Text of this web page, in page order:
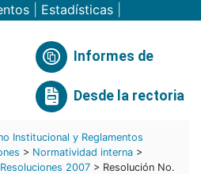
Estadísticas
Informes de
Desde la rectoria
Institucional y Reglamentos
> Normatividad interna >
Resoluciones 2007 > Resolución No.